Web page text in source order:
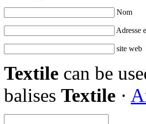
Nom
Adresse
site web
Textile can be
balises Textile ·